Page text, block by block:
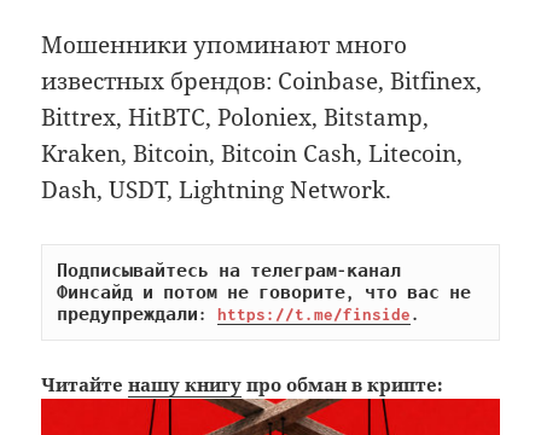
Мошенники упоминают много
известных брендов: Coinbase, Bitfinex,
Bittrex, HitBTC, Poloniex, Bitstamp,
Kraken, Bitcoin, Bitcoin Cash, Litecoin,
Dash, USDT, Lightning Network.
Подписывайтесь на телеграм-канал
Финсайд и потом не говорите, что вас не
предупреждали: https://t.me/finside.
Читайтенашу книгу про обман в крипте: